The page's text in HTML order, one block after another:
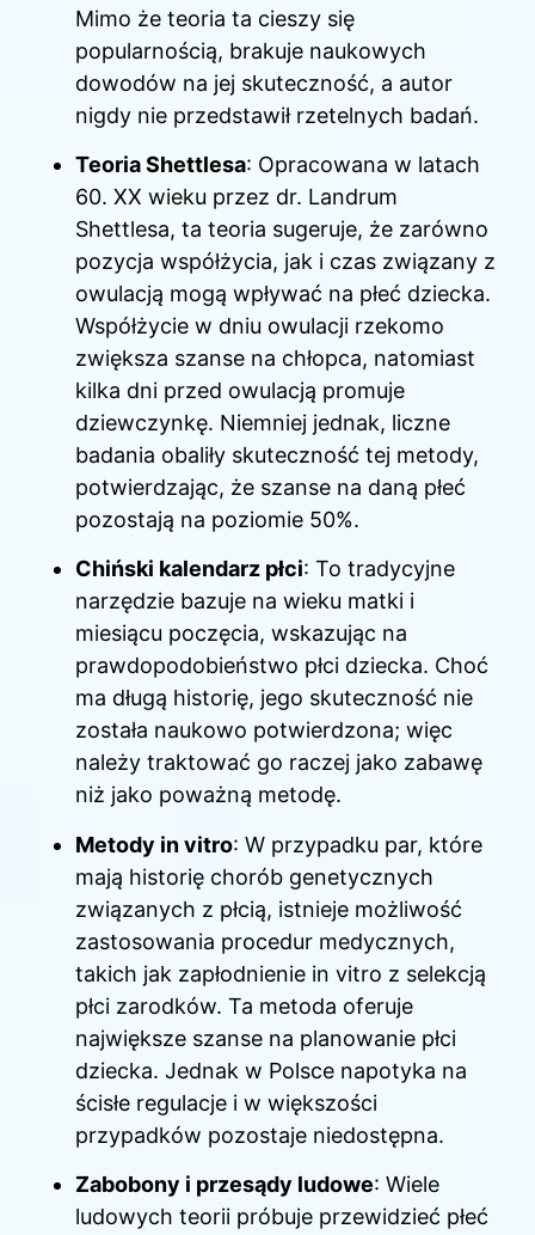
Mimo że teoria ta cieszy się
popularnością, brakuje naukowych
dowodów na jej skuteczność, a autor
nigdy nie przedstawił rzetelnych badań.
Teoria Shettlesa: Opracowana w latach
60. XX wieku przez dr. Landrum
Shettlesa, ta teoria sugeruje, że zarówno
pozycja współżycia, jak i czas związany z
owulacją mogą wpływać na płeć dziecka.
Współżycie w dniu owulacji rzekomo
zwiększa szanse na chłopca, natomiast
kilka dni przed owulacją promuje
dziewczynkę. Niemniej jednak, liczne
badania obaliły skuteczność tej metody,
potwierdzając, że szanse na daną płeć
pozostają na poziomie 50%.
Chiński kalendarz płci: To tradycyjne
narzędzie bazuje na wieku matki i
miesiącu poczęcia, wskazując na
prawdopodobieństwo płci dziecka. Choć
ma długą historię, jego skuteczność nie
została naukowo potwierdzona; więc
należy traktować go raczej jako zabawę
niż jako poważną metodę.
Metody in vitro: W przypadku par, które
mają historię chorób genetycznych
związanych z płcią, istnieje możliwość
zastosowania procedur medycznych,
takich jak zapłodnienie in vitro z selekcją
płci zarodków. Ta metoda oferuje
największe szanse na planowanie płci
dziecka. Jednak w Polsce napotyka na
ścisłe regulacje i w większości
przypadków pozostaje niedostępna.
Zabobony i przesądy ludowe: Wiele
ludowych teorii próbuje przewidzieć płeć